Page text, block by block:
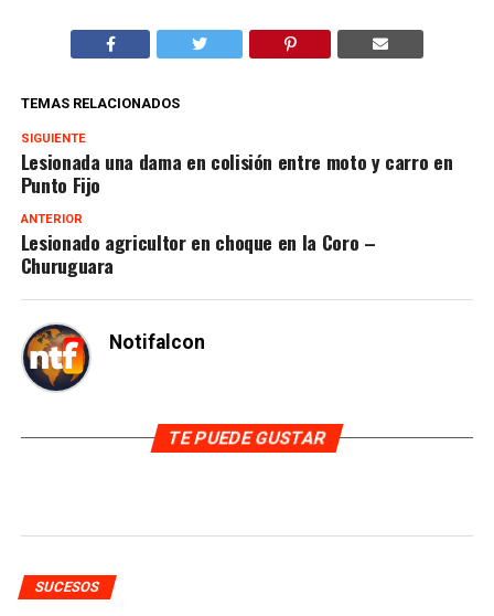
TEMAS RELACIONADOS
SIGUIENTE
Lesionada una dama en colisión entre moto y carro en
Punto Fijo
ANTERIOR
Lesionado agricultor en choque en la Coro –
Churuguara
Notifalcon
TE PUEDE GUSTAR
SUCESOS